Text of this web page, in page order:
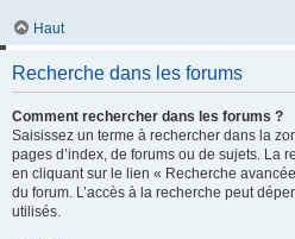
Haut
Recherche dans les forums
Comment rechercher dans les forums ?
Saisissez un terme à rechercher dans la
pages d’index, de forums ou de sujets. La
en cliquant sur le lien « Recherche
du forum. L’accès à la recherche peut
utilisés.